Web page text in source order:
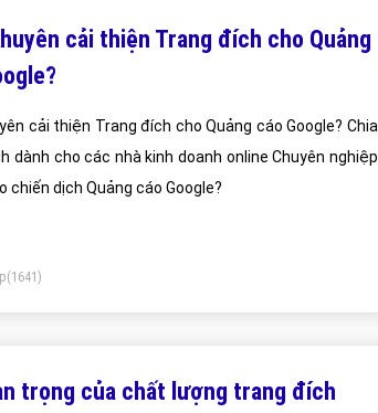
cải thiện Trang đích cho Quảng
cải thiện Trang đích cho Quảng cáo Google? Chia
dành cho các nhà kinh doanh online Chuyên nghiệp
chiến dịch Quảng cáo Google?
(1641)
trọng của chất lượng trang đích